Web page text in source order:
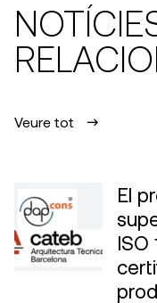
Veure tot
El
ISO